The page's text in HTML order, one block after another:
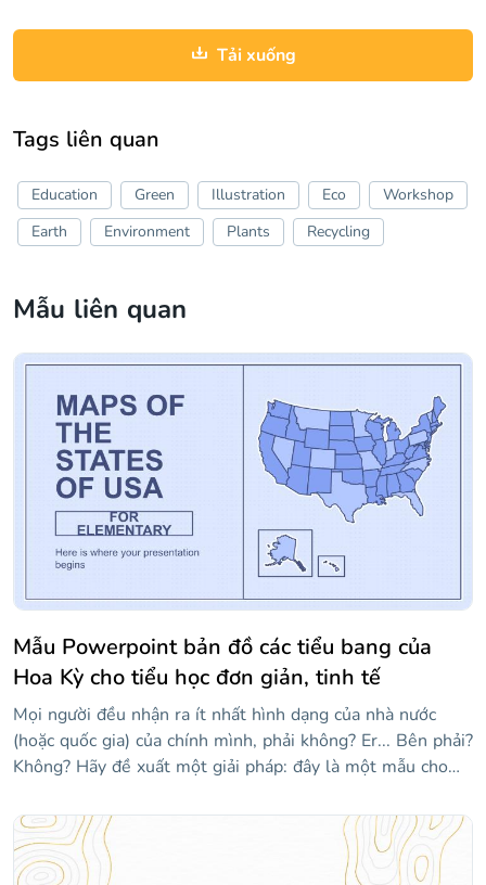
Tải xuống
Tags liên quan
Education Green Illustration Eco
Workshop
Earth
Environment Plants Recycling
Mẫu liên quan
Mẫu Powerpoint bản đồ các tiểu bang của
Hoa Kỳ cho tiểu học đơn giản, tinh tế
Mọi người đều nhận ra ít nhất hình dạng của nhà nước
(hoặc quốc gia) của chính mình, phải không? Er... Bên phải?
Không? Hãy đề xuất một giải pháp: đây là một mẫu cho
giảng dạy tất cả 50 tiểu bang của Hoa Kỳ. Nó có nhiều bản
đồ của các tiểu bang khác nhau! Vì chúng tôi đã sử dụng
tông màu xanh lam, mọi thứ đều ổn, êm dịu, nhẹ nhàng...